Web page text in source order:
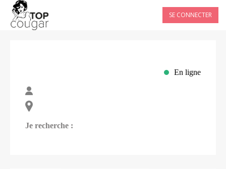
SE CONNECTER
En ligne
Je recherche :